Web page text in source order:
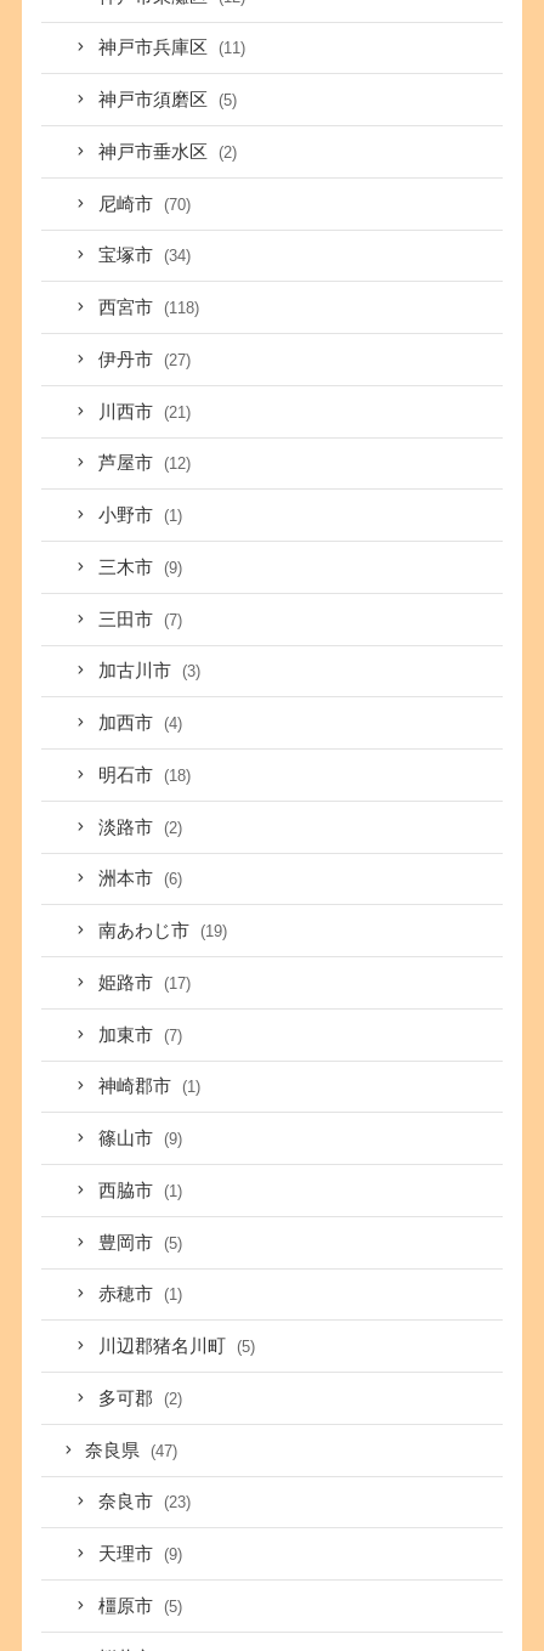
神戸市兵庫区 (11)
神戸市須磨区 (5)
神戸市垂水区 (2)
尼崎市 (70)
宝塚市 (34)
西宮市 (118)
伊丹市 (27)
川西市 (21)
芦屋市 (12)
小野市 (1)
三木市 (9)
三田市 (7)
加古川市 (3)
加西市 (4)
明石市 (18)
淡路市 (2)
洲本市 (6)
南あわじ市 (19)
姫路市 (17)
加東市 (7)
神崎郡市 (1)
篠山市 (9)
西脇市 (1)
豊岡市 (5)
赤穂市 (1)
川辺郡猪名川町 (5)
多可郡 (2)
奈良県 (47)
奈良市 (23)
天理市 (9)
橿原市 (5)